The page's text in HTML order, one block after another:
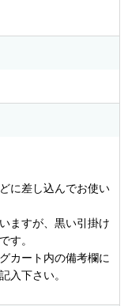
に差し込んでお使い
ますが、黒い引掛け
す。
カート内の備考欄に
入下さい。